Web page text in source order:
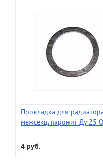
Прокладка для
межсекц. паронит Ду 25
4 руб.